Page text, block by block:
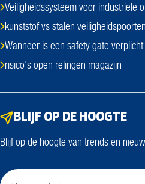
Veiligheidssysteem voor industriele
kunststof vs stalen veiligheidspoorten
Wanneer is een safety gate
risico's open relingen magazijn
BLIJF OP DE HOOGTE
Blijf op de hoogte van trends en